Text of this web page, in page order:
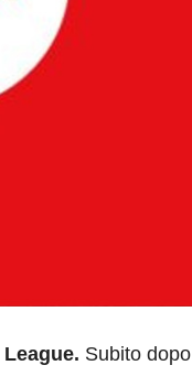
Subito dopo